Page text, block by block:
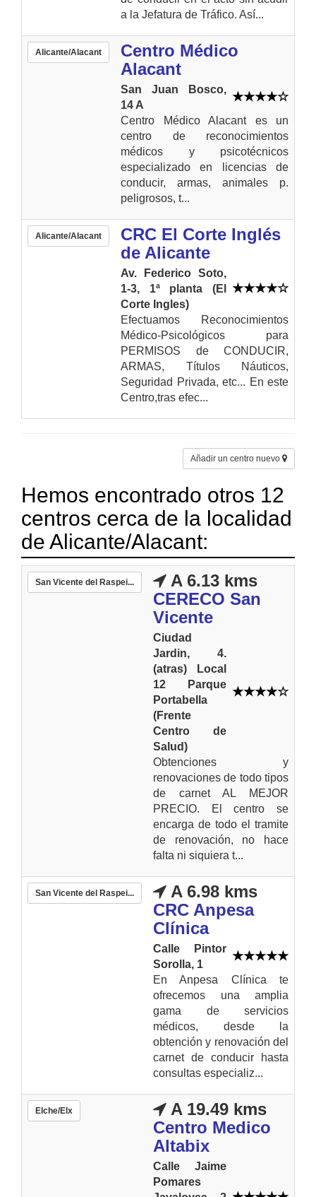
a la Jefatura de Tráfico. Así...
Alicante/Alacant
Centro Médico
Alacant
San Juan Bosco,
14 A
Centro Médico Alacant es un
centro de reconocimientos
médicos y psicotécnicos
especializado en licencias de
conducir, armas, animales p.
peligrosos, t...
Alicante/Alacant
CRC El Corte Inglés
de Alicante
Av. Federico Soto,
1-3, 1ª planta (El
Corte Ingles)
Efectuamos Reconocimientos
Médico-Psicológicos para
PERMISOS de CONDUCIR,
ARMAS, Títulos Náuticos,
Seguridad Privada, etc... En este
Centro,tras efec...
Añadir un centro nuevo
Hemos encontrado otros 12
centros cerca de la localidad
de Alicante/Alacant:
San Vicente del Raspei...
A 6.13 kms
CERECO San
Vicente
Ciudad
Jardin, 4.
(atras) Local
12 Parque
Portabella
(Frente
Centro de
Salud)
Obtenciones y
renovaciones de todo tipos
de carnet AL MEJOR
PRECIO. El centro se
encarga de todo el tramite
de renovación, no hace
falta ni siquiera t...
San Vicente del Raspei...
A 6.98 kms
CRC Anpesa
Clínica
Calle Pintor
Sorolla, 1
En Anpesa Clínica te
ofrecemos una amplia
gama de servicios
médicos, desde la
obtención y renovación del
carnet de conducir hasta
consultas especializ...
Elche/Elx
A 19.49 kms
Centro Medico
Altabix
Calle Jaime
Pomares